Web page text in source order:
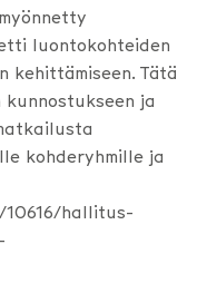
luontokohteiden
kehittämiseen. Tätä
ja
kohderyhmille ja
hallitus-